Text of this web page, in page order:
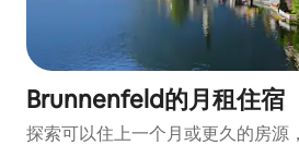
Brunnenfeld的月租住宿
探索可以住上一个月或更久的房源